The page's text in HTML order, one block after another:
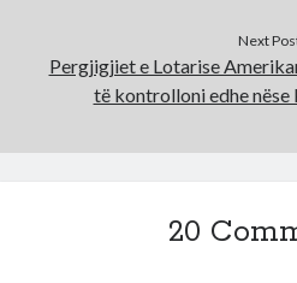
Next
Pergjigjiet e Lotarise
të kontrolloni edhe nëse
20